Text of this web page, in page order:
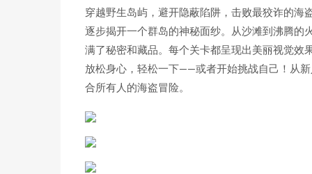
穿越野生岛屿，避开隐蔽陷阱，击败最狡诈的海
逐步揭开一个群岛的神秘面纱。从沙滩到沸腾的
满了秘密和藏品。每个关卡都呈现出美丽视觉效
放松身心，轻松一下——或者开始挑战自己！从
合所有人的海盗冒险。